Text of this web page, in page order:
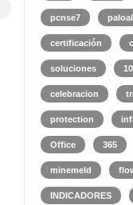
pcnse7
certificación
soluciones 10
celebracion
protection
Office 365
minemeld
INDICADORES